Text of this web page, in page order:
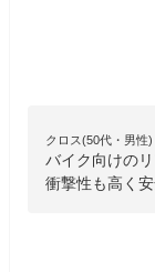
クロス(50代・男性)
バイク向けの
衝撃性も高く